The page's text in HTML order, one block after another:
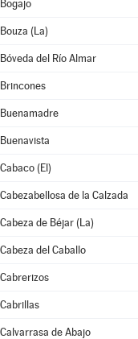
Bogajo
Bouza (La)
Bóveda del Río Almar
Brincones
Buenamadre
Buenavista
Cabaco (El)
Cabezabellosa de la Calzada
Cabeza de Béjar (La)
Cabeza del Caballo
Cabrerizos
Cabrillas
Calvarrasa de Abajo